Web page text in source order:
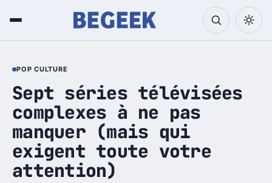
POP CULTURE
Sept séries télévisées
complexes à ne pas
manquer (mais qui
exigent toute votre
attention)